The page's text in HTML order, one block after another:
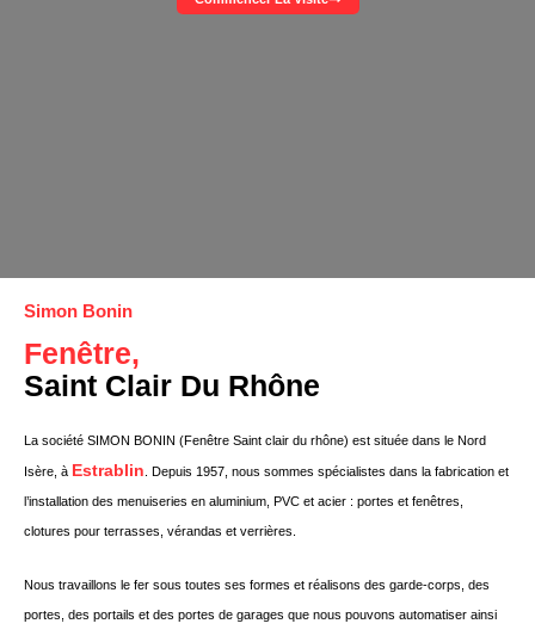
Simon Bonin
Fenêtre,
Saint Clair Du Rhône
La société SIMON BONIN (Fenêtre Saint clair du rhône) est située dans le Nord
Isère, à Estrablin . Depuis 1957, nous sommes spécialistes dans la fabrication et
l’installation des menuiseries en aluminium, PVC et acier : portes et fenêtres,
clotures pour terrasses, vérandas et verrières.
Nous travaillons le fer sous toutes ses formes et réalisons des garde-corps, des
portes, des portails et des portes de garages que nous pouvons automatiser ainsi